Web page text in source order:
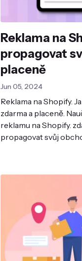
Reklama na
propagovat
placeně
Jun 05, 2024
Reklama na Shopify.
zdarma a placeně.
reklamu na Shopify.
propagovat svůj